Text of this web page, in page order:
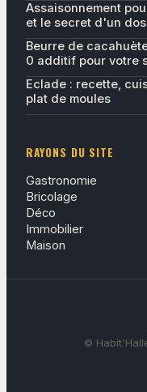
Assaisonnement
et le secret d'un
Beurre de
0 additif pour votre
Eclade : recette,
plat de moules
RAYONS DU SITE
Gastronomie
Bricolage
Déco
Immobilier
Maison
©